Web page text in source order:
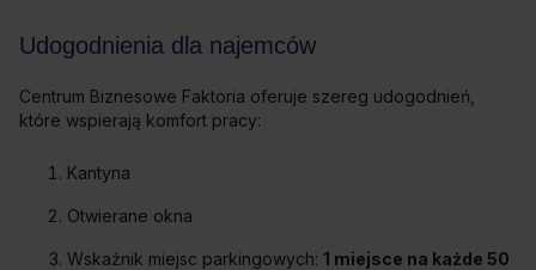
Udogodnienia dla najemców
Centrum Biznesowe Faktoria oferuje szereg udogodnień,
które wspierają komfort pracy:
Kantyna
Otwierane okna
Wskaźnik miejsc parkingowych: 1 miejsce na każde 50